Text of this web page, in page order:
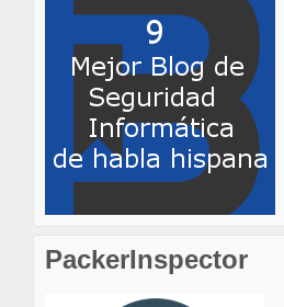
PackerInspector